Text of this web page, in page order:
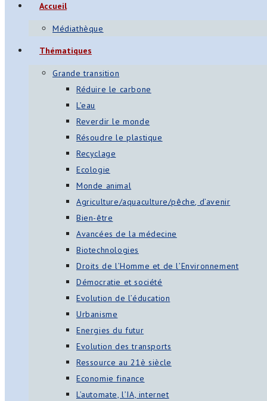
Accueil
Médiathèque
Thématiques
Grande transition
Réduire le carbone
L’eau
Reverdir le monde
Résoudre le plastique
Recyclage
Ecologie
Monde animal
Agriculture/aquaculture/pêche, d’avenir
Bien-être
Avancées de la médecine
Biotechnologies
Droits de l’Homme et de l’Environnement
Démocratie et société
Evolution de l’éducation
Urbanisme
Energies du futur
Evolution des transports
Ressource au 21è siècle
Economie finance
L’automate, l’IA, internet